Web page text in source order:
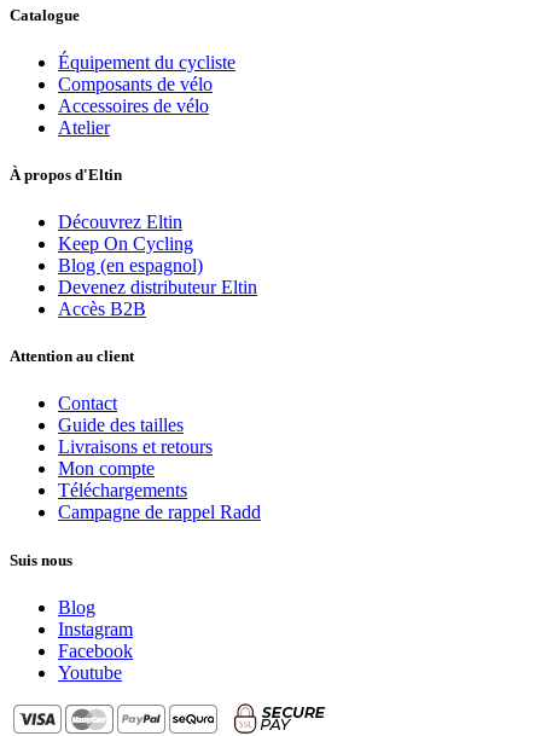
Catalogue
Équipement du cycliste
Composants de vélo
Accessoires de vélo
Atelier
À propos d'Eltin
Découvrez Eltin
Keep On Cycling
Blog (en espagnol)
Devenez distributeur Eltin
Accès B2B
Attention au client
Contact
Guide des tailles
Livraisons et retours
Mon compte
Téléchargements
Campagne de rappel Radd
Suis nous
Blog
Instagram
Facebook
Youtube